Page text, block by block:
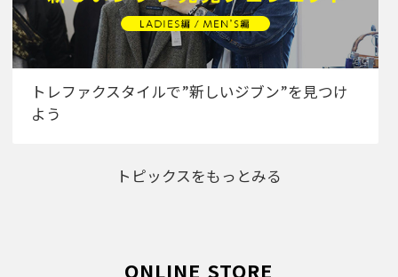
トレファクスタイルで”新しいジブン”を見つけ
よう
トピックスをもっとみる
ONLINE STORE